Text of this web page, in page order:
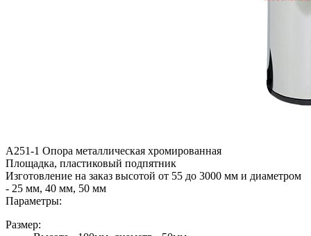
A251-1 Опора металлическая хромированная
Площадка, пластиковый подпятник
Изготовление на заказ высотой от 55 до 3000 мм и диаметром
- 25 мм, 40 мм, 50 мм
Параметры:
Размер: